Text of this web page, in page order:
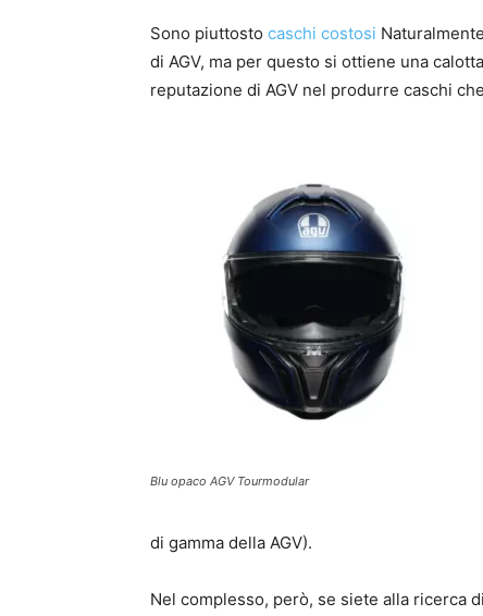
Sono piuttosto caschi costosi
di AGV, ma per questo si ottiene una
reputazione di AGV nel produrre caschi
Blu opaco AGV Tourmodular
di gamma della AGV).
Nel complesso, però, se siete alla ricerca